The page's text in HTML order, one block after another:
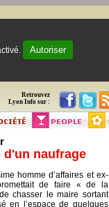
Autoriser
Retrouvez
Lyon Info sur :
d'un naufrage
homme d’affaires et ex-
de faire « de la
chasser le maire sortant
en l’espace de quelques